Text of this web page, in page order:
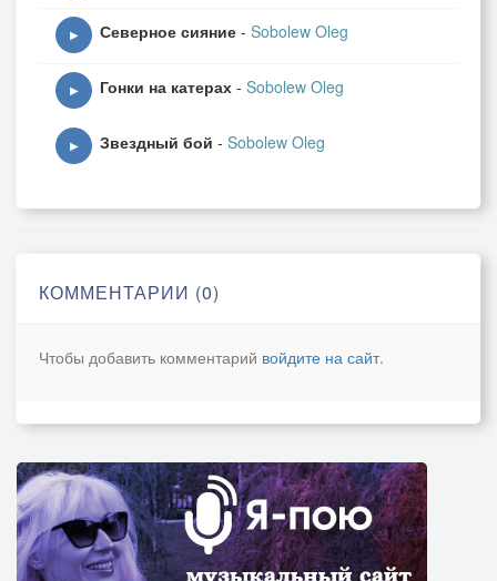
▶ Северное сияние - Sobolew Oleg
▶ Гонки на катерах - Sobolew Oleg
▶ Звездный бой - Sobolew Oleg
КОММЕНТАРИИ (0)
Чтобы добавить комментарий войдите на сайт.